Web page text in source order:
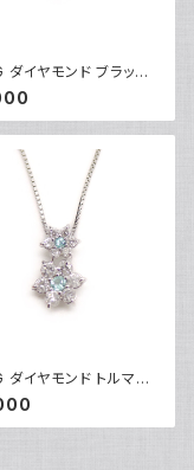
イヤモンド ブラック
ラワーデザイン ペンダ
クレス 18金 ホワイトゴ
ズキチェーン Y05103
イヤモンド トルマリ
ーデザイン ペンダント
ス 18金 ホワイトゴール
アンチェーン Y05100